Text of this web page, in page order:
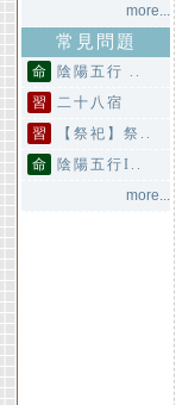
more...
常見問題
命
陰陽五行 ..
習
二十八宿
習
【祭祀】祭..
命
陰陽五行I..
more...